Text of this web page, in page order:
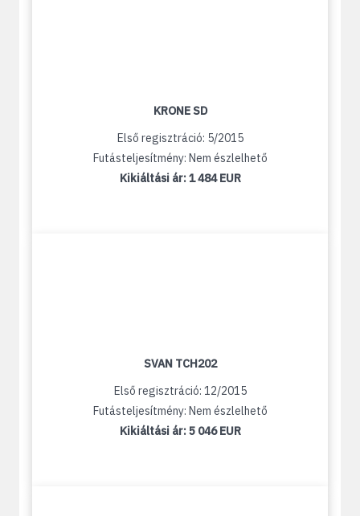
KRONE SD
Első regisztráció: 5/2015
Futásteljesítmény: Nem észlelhető
Kikiáltási ár:1 484 EUR
SVAN TCH202
Első regisztráció: 12/2015
Futásteljesítmény: Nem észlelhető
Kikiáltási ár:5 046 EUR